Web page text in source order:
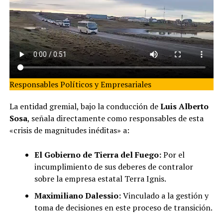
Responsables Políticos y Empresariales
La entidad gremial, bajo la conducción deLuis Alberto
Sosa, señala directamente como responsables de esta
«crisis de magnitudes inéditas» a:
El Gobierno de Tierra del Fuego:Por el
incumplimiento de sus deberes de contralor
sobre la empresa estatal Terra Ignis.
Maximiliano Dalessio:Vinculado a la gestión y
toma de decisiones en este proceso de transición.